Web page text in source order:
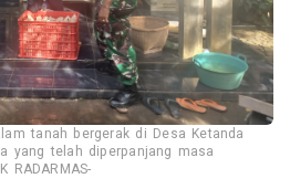
tanah bergerak di Desa Ketanda
yang telah diperpanjang masa
RADARMAS-